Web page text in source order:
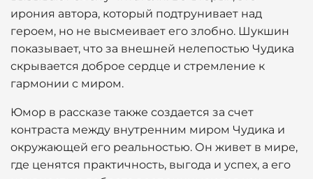
ирония автора, который подтрунивает над
героем, но не высмеивает его злобно. Шукшин
показывает, что за внешней нелепостью Чудика
скрывается доброе сердце и стремление к
гармонии с миром.
Юмор в рассказе также создается за счет
контраста между внутренним миром Чудика и
окружающей его реальностью. Он живет в мире,
где ценятся практичность, выгода и успех, а его